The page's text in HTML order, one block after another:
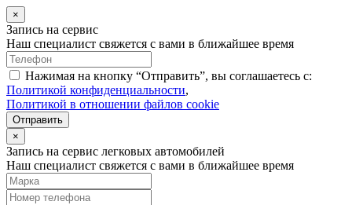
×
Запись на сервис
Наш специалист свяжется с вами в ближайшее время
Нажимая на кнопку “Отправить”, вы соглашаетесь с:
Политикой конфиденциальности,
Политикой в отношении файлов cookie
Отправить
×
Запись на сервис легковых автомобилей
Наш специалист свяжется с вами в ближайшее время